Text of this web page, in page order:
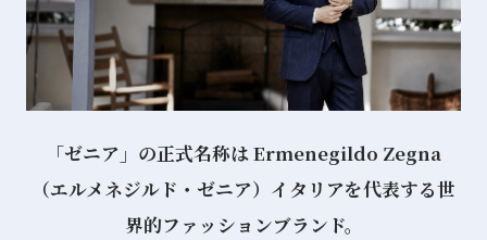
「ゼニア」の正式名称は Ermenegildo Zegna
（エルメネジルド・ゼニア） イタリアを代表する世
界的ファッションブランド。